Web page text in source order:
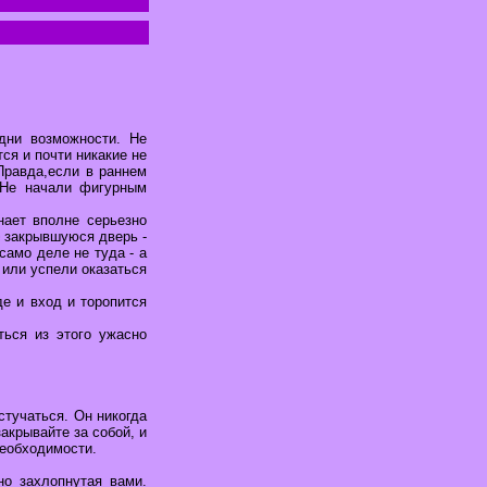
возможности. Не
и почти никакие не
в раннем
начали фигурным
вполне серьезно
закрывшуюся дверь -
деле не туда - а
успели оказаться
и вход и торопится
из этого ужасно
Он никогда
за собой, и
захлопнутая вами.